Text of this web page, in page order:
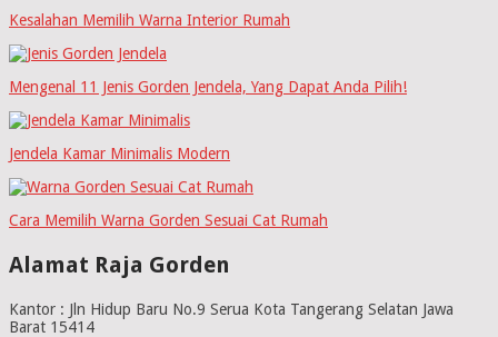
Kesalahan Memilih Warna Interior Rumah
Mengenal 11 Jenis Gorden Jendela, Yang Dapat Anda Pilih!
Jendela Kamar Minimalis Modern
Cara Memilih Warna Gorden Sesuai Cat Rumah
Alamat Raja Gorden
Kantor : Jln Hidup Baru No.9 Serua Kota Tangerang Selatan Jawa
Barat 15414